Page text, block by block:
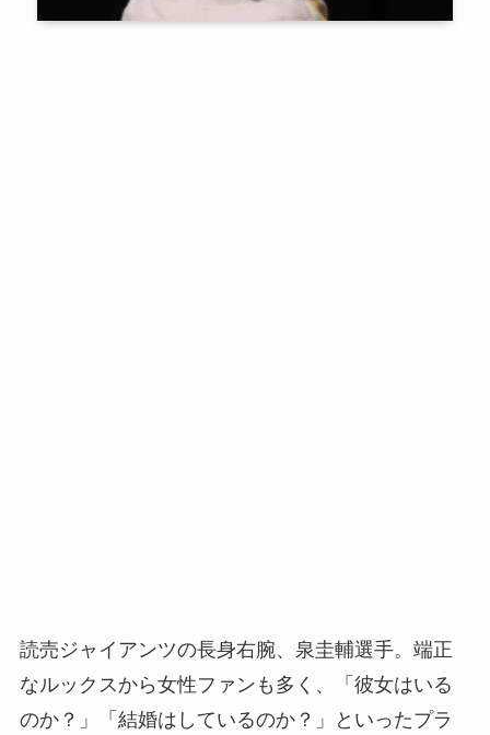
読売ジャイアンツの長身右腕、泉圭輔選手。端正
なルックスから女性ファンも多く、「彼女はいる
のか？」「結婚はしているのか？」といったプラ